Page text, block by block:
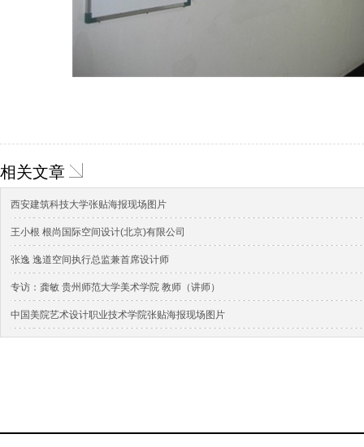
相关文章
西安建筑科技大学张贴海报现场图片
王小根 根尚国际空间设计(北京)有限公司
张逸 逸道空间执行总监兼首席设计师
专访：龚敏 贵州师范大学美术学院 教师（讲师）
中国美院艺术设计职业技术学院张贴海报现场图片